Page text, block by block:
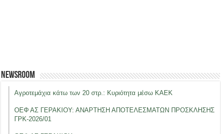
Newsroom
Αγροτεμάχια κάτω των 20 στρ.: Κυριότητα μέσω ΚΑΕΚ
ΟΕΦ ΑΣ ΓΕΡΑΚΙΟΥ: ΑΝΑΡΤΗΣΗ ΑΠΟΤΕΛΕΣΜΑΤΩΝ ΠΡΟΣΚΛΗΣΗΣ
ΓΡΚ-2026/01